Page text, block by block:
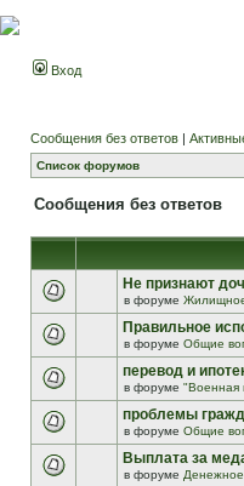
Вход
Сообщения без ответов |
Список форумов
Сообщения без ответов
Не признают
в форуме
Правильное
в форуме Общие
перевод и
в форуме "Военная
проблемы
в форуме Общие
Выплата за
в форуме